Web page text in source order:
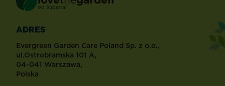
od Substral ®
ADRES
Evergreen Garden Care Poland Sp. z o.o.,
ul.Ostrobramska 101 A,
04-041 Warszawa,
Polska